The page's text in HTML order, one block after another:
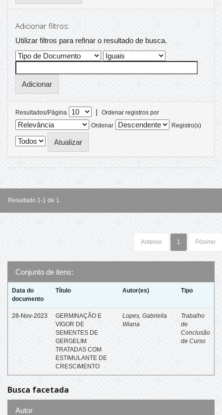
Adicionar filtros:
Utilizar filtros para refinar o resultado de busca.
Resultados/Página |
Ordenar registros por
Ordenar
Registro(s)
Resultado 1-1 de 1.
Anterior 1 Póximo
Conjunto de itens:
Data do
documento
Título Autor(es) Tipo
28-Nov-2023
GERMINAÇÃO E
VIGOR DE
SEMENTES DE
GERGELIM
TRATADAS COM
ESTIMULANTE DE
CRESCIMENTO
Lopes, Gabriella
Wiana
Trabalho
de
Conclusão
de Curso
Busca facetada
Autor